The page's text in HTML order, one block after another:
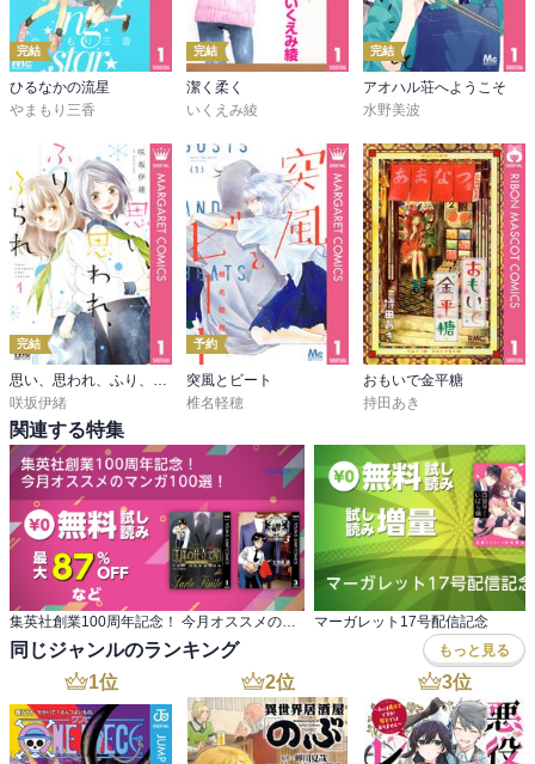
完結
ひるなかの流星
やまもり三香
完結
潔く柔く
いくえみ綾
完結
アオハル荘へようこそ
水野美波
完結
咲坂伊緒
予約
突風とビート
椎名軽穂
おもいで金平糖
持田あき
関連する特集
マーガレット17号配信記念
同じジャンルのランキング もっと見る
1位 2位 3位